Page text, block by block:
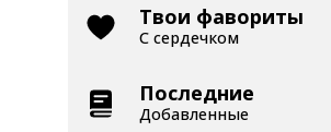
Твои фавориты
С сердечком
Последние
Добавленные